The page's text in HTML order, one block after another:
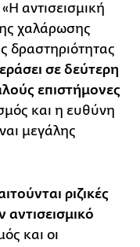
αντισεισμική
χαλάρωσης
δραστηριότητας
σε δεύτερη
επιστήμονες
και η ευθύνη
μεγάλης
ριζικές
αντισεισμικό
και οι